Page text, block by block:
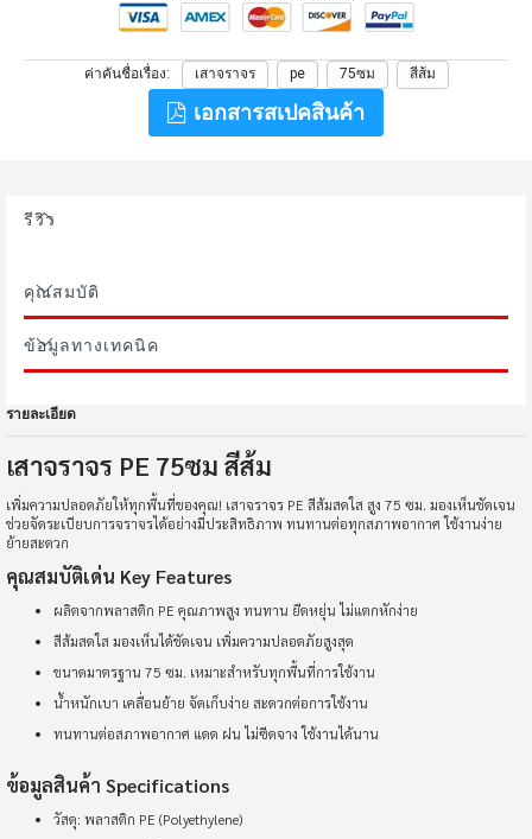
ค่าคันชื่อเรื่อง เสาจราจร pe 75ซม สีส้ม
เอกสารสเปคสินค้า
รีวิว
คุณสมบัติ
ข้อมูลทางเทคนิค
รายละเอียด
เสาจราจร PE 75ซม สีส้ม
เพิ่มความปลอดภัยให้ทุกพื้นที่ของคุณ! เสาจราจร PE สีส้มสดใส สูง 75 ซม. มองเห็นชัดเจน
ช่วยจัดระเบียบการจราจรได้อย่างมีประสิทธิภาพ ทนทานต่อทุกสภาพอากาศ ใช้งานง่าย
ย้ายสะดวก
คุณสมบัติเด่น Key Features
ผลิตจากพลาสติก PE คุณภาพสูง ทนทาน ยืดหยุ่น ไม่แตกหักง่าย
สีส้มสดใส มองเห็นได้ชัดเจน เพิ่มความปลอดภัยสูงสุด
ขนาดมาตรฐาน 75 ซม. เหมาะสำหรับทุกพื้นที่การใช้งาน
น้ำหนักเบา เคลื่อนย้าย จัดเก็บง่าย สะดวกต่อการใช้งาน
ทนทานต่อสภาพอากาศ แดด ฝน ไม่ซีดจาง ใช้งานได้นาน
ข้อมูลสินค้า Specifications
วัสดุ: พลาสติก PE (Polyethylene)